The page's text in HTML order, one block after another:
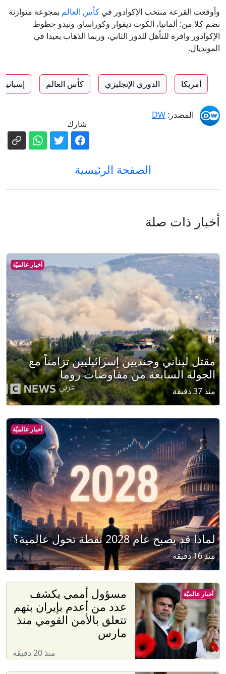
وأوقعت القرعة منتخب الإكوادور في كأس العالم بمجوعة متوازنة
تضم كلا من: ألمانيا، الكوت ديفوار وكوراساو. وتبدو حظوظ
الإكوادور وافرة للتأهل للدور الثاني، وربما الذهاب بعيدا في
المونديال.
أمريكا الدوري الإنجليزي كأس العالم إسبانيا
المصدر: DW
شارك
الصفحة الرئيسية
أخبار ذات صلة
أخبار عالميّة
مقتل لبناني وجنديين إسرائيليين تزامناً مع
الجولة السابعة من مفاوضات روما
منذ 37 دقيقة
أخبار عالميّة
لماذا قد يصبح عام 2028 نقطة تحول عالمية؟
منذ 16 دقيقة
مسؤول أممي يكشف
عدد من أعدم بإيران بتهم
تتعلق بالأمن القومي منذ
مارس
منذ 20 دقيقة
أخبار عالميّة